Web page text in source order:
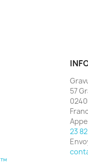
57
23